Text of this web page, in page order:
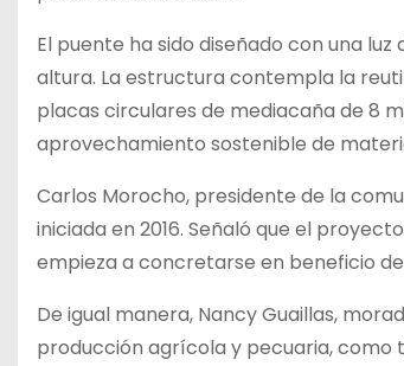
El puente ha sido diseñado con una
altura. La estructura contempla la
placas circulares de mediacaña de 8
aprovechamiento sostenible de
Carlos Morocho, presidente de la
iniciada en 2016. Señaló que el
empieza a concretarse en beneficio
De igual manera, Nancy Guaillas,
producción agrícola y pecuaria, como